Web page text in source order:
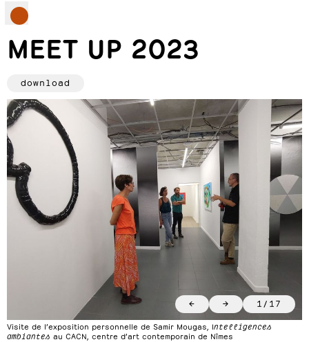
MEET UP 2023
download
← → 1 / 17
Visite de l’exposition personnelle de Samir Mougas, Intelligences
ambiantes au CACN, centre d’art contemporain de Nîmes